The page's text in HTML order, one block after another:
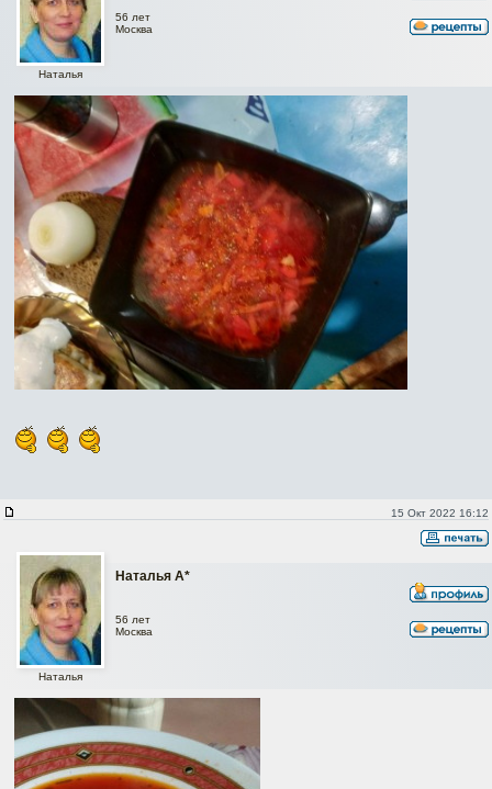
Наталья
56 лет
Москва
15 Окт 2022 16:12
Наталья А*
Наталья
56 лет
Москва